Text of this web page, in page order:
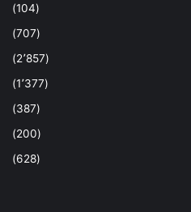
(104)
(707)
(2٬857)
(1٬377)
(387)
(200)
(628)